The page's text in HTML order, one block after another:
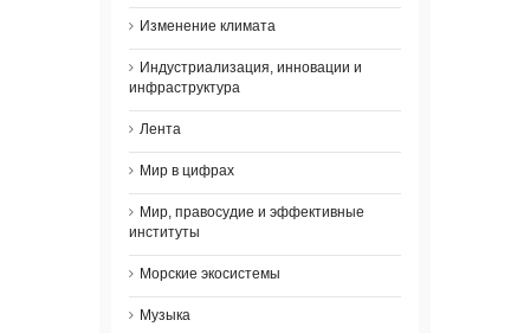
Изменение климата
Индустриализация, инновации и
инфраструктура
Лента
Мир в цифрах
Мир, правосудие и эффективные
институты
Морские экосистемы
Музыка